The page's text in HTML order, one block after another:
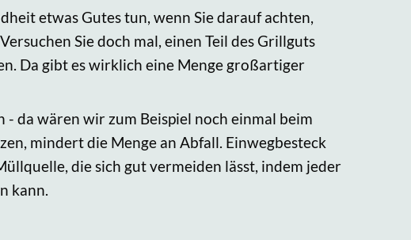
etwas Gutes tun, wenn Sie darauf achten,
Sie doch mal, einen Teil des Grillguts
Da gibt es wirklich eine Menge großartiger
da wären wir zum Beispiel noch einmal beim
mindert die Menge an Abfall. Einwegbesteck
die sich gut vermeiden lässt, indem jeder
kann.